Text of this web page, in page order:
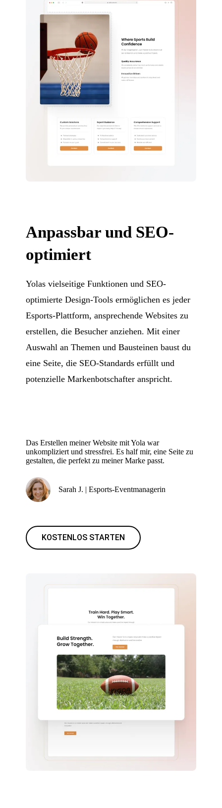
Anpassbar und SEO-
optimiert
Yolas vielseitige Funktionen und SEO-
optimierte Design-Tools ermöglichen es jeder
Esports-Plattform, ansprechende Websites zu
erstellen, die Besucher anziehen. Mit einer
Auswahl an Themen und Bausteinen baust du
eine Seite, die SEO-Standards erfüllt und
potenzielle Markenbotschafter anspricht.
Das Erstellen meiner Website mit Yola war
unkompliziert und stressfrei. Es half mir, eine Seite zu
gestalten, die perfekt zu meiner Marke passt.
Sarah J. | Esports-Eventmanagerin
KOSTENLOS STARTEN